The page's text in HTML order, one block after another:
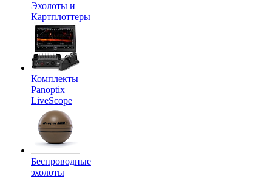
Эхолоты и
Картплоттеры
Комплекты
Panoptix
LiveScope
Беспроводные
эхолоты